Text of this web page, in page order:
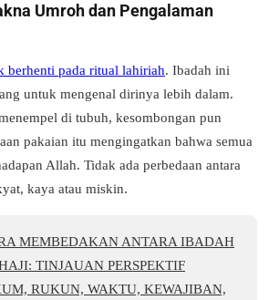
Umroh dan Pengalaman
berhenti pada ritual lahiriah. Ibadah ini
untuk mengenal dirinya lebih dalam.
di tubuh, kesombongan pun
pakaian itu mengingatkan bahwa semua
Allah. Tidak ada perbedaan antara
kaya atau miskin.
MEMBEDAKAN ANTARA IBADAH
TINJAUAN PERSPEKTIF
RUKUN, WAKTU, KEWAJIBAN,